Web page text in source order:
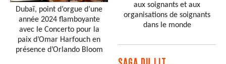
Dubaï, point d’orgue d’une
année 2024 flamboyante
avec le Concerto pour la
paix d’Omar Harfouch en
présence d’Orlando Bloom
aux soignants et aux
organisations de soignants
dans le monde